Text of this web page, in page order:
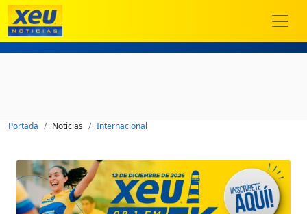
Portada Noticias Internacional